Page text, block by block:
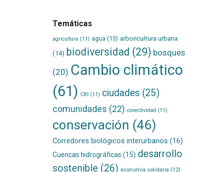
Temáticas
agricultura (11) agua (13) arboricultura urbana
(14) biodiversidad (29) bosques
(20) Cambio climático
(61) CBI (11) ciudades (25)
comunidades (22) conectividad (11)
conservación (46)
Corredores biológicos interurbanos (16)
Cuencas hidrográficas (15) desarrollo
sostenible (26) economía solidaria (12)